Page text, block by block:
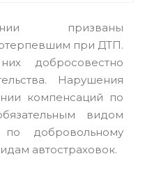
призваны
при ДТП.
добросовестно
Нарушения
компенсаций по
видом
добровольному
автостраховок.